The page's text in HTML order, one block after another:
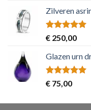
Zilveren
Rated5.00
out of 5
€ 250,00
Glazen urn
Rated5.00
out of 5
€ 75,00